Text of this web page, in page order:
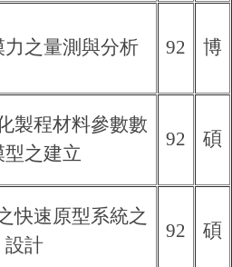
之量測與分析 92 博
製程材料參數數
型之建立
92 碩
快速原型系統之
設計
92 碩